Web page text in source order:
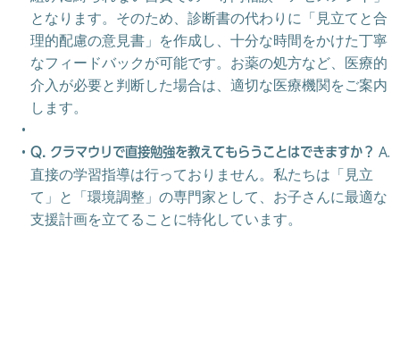
となります。そのため、診断書の代わりに「見立てと合
理的配慮の意見書」を作成し、十分な時間をかけた丁寧
なフィードバックが可能です。お薬の処方など、医療的
介入が必要と判断した場合は、適切な医療機関をご案内
します。
Q. クラマウリで直接勉強を教えてもらうことはできますか？ A.
直接の学習指導は行っておりません。私たちは「見立
て」と「環境調整」の専門家として、お子さんに最適な
支援計画を立てることに特化しています。